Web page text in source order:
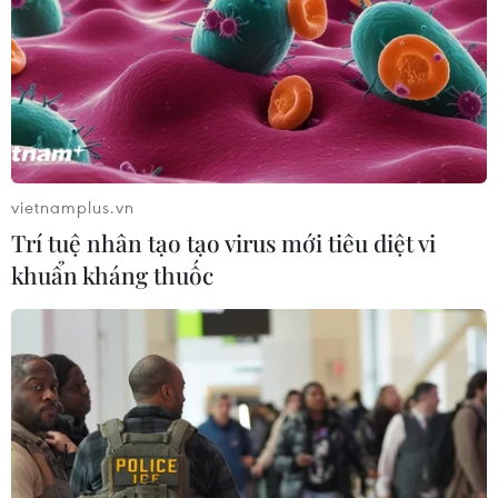
hồ Nà Hang
09/08/2026 09:17
Hình thành ba vòng kiểm soát chặt
chẽ để nâng cao chất lượng ngành
xuất bản
09/08/2026 07:57
Nét duyên kín đáo trong trang phục
truyền thống của phụ nữ Sán Dìu
09/08/2026 07:18
Phát huy giá trị văn hóa, khơi dậy
nguồn lực phát triển từ các địa
vietnamplus.vn
Trí tuệ nhân tạo tạo virus mới tiêu diệt vi
khuẩn kháng thuốc